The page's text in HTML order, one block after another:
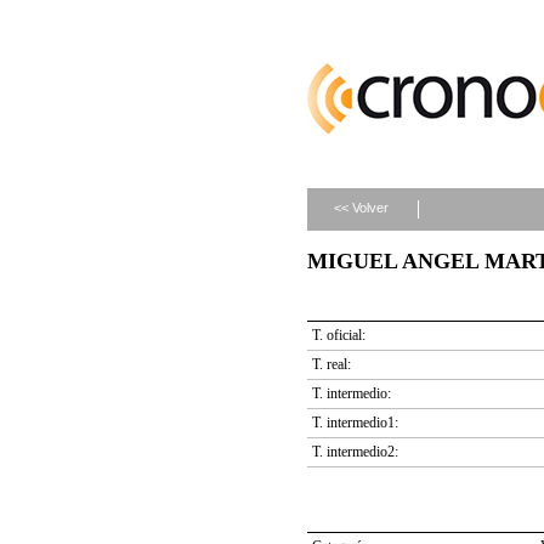
<< Volver
MIGUEL ANGEL
T. oficial:
T. real:
T. intermedio:
T. intermedio1:
T. intermedio2: